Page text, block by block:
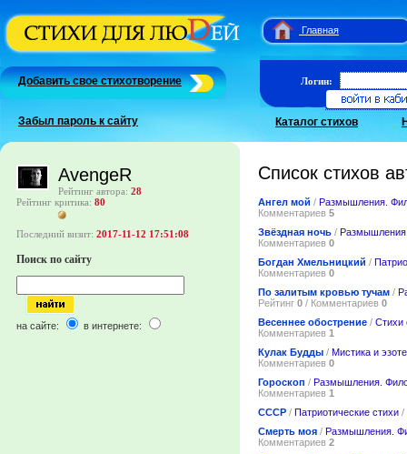
Главная
Добавить свое стихотворение
Забыл пароль к сайту
Логин:
Каталог стихов
AvengeR
Рейтинг автора: 28
Рейтинг критика: 80
Последний визит: 2017-11-12 17:51:08
Поиск по сайту
на сайте: в интернете:
Список стихов
Ангел мой / Размышления.
Комментариев 5
Звёздная ночь /
Комментариев 0
Богдан Хмельницкий /
Комментариев 0
По залитым кровью тучам /
Рейтинг 0 / Комментариев 0
Весеннее обострение / Стихи
Комментариев 1
Кулак Будды / Мистика и
Комментариев 0
Гороскоп / Размышления.
Комментариев 1
СССР / Патриотические стихи /
Смерть моя / Размышления.
Комментариев 2